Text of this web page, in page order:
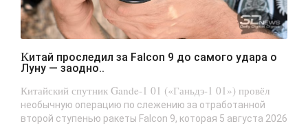
Китай проследил за Falcon 9 до самого удара о
Луну — заодно..
Китайский спутник Gande-1 01 («Ганьдэ-1 01») провёл
необычную операцию по слежению за отработанной
второй ступенью ракеты Falcon 9, которая 5 августа 2026